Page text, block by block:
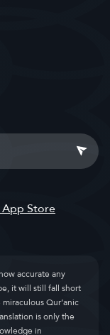
accurate any
it will still fall short
Qur’anic
is only the
in